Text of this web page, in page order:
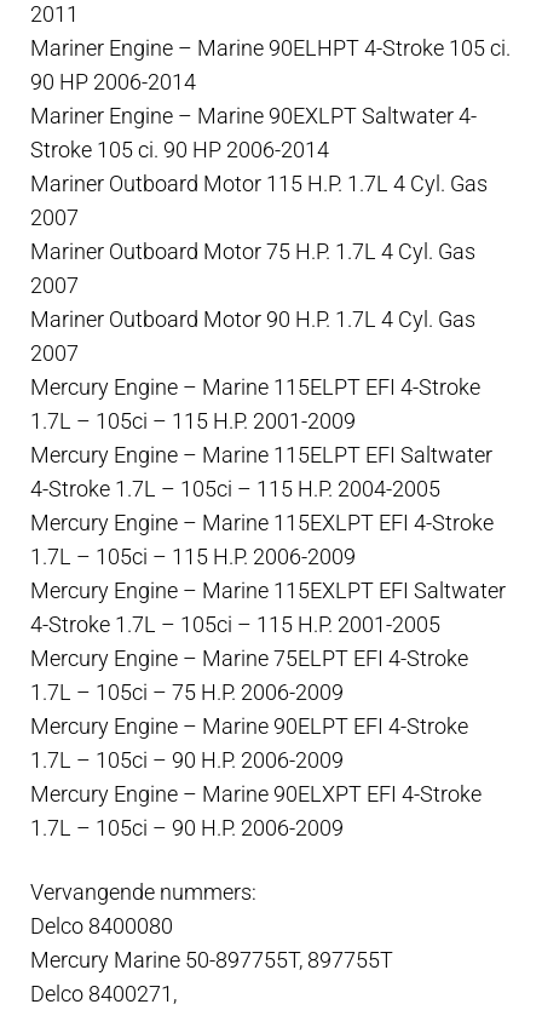
2011
Mariner Engine – Marine 90ELHPT 4-Stroke 105 ci.
90 HP 2006-2014
Mariner Engine – Marine 90EXLPT Saltwater 4-
Stroke 105 ci. 90 HP 2006-2014
Mariner Outboard Motor 115 H.P. 1.7L 4 Cyl. Gas
2007
Mariner Outboard Motor 75 H.P. 1.7L 4 Cyl. Gas
2007
Mariner Outboard Motor 90 H.P. 1.7L 4 Cyl. Gas
2007
Mercury Engine – Marine 115ELPT EFI 4-Stroke
1.7L – 105ci – 115 H.P. 2001-2009
Mercury Engine – Marine 115ELPT EFI Saltwater
4-Stroke 1.7L – 105ci – 115 H.P. 2004-2005
Mercury Engine – Marine 115EXLPT EFI 4-Stroke
1.7L – 105ci – 115 H.P. 2006-2009
Mercury Engine – Marine 115EXLPT EFI Saltwater
4-Stroke 1.7L – 105ci – 115 H.P. 2001-2005
Mercury Engine – Marine 75ELPT EFI 4-Stroke
1.7L – 105ci – 75 H.P. 2006-2009
Mercury Engine – Marine 90ELPT EFI 4-Stroke
1.7L – 105ci – 90 H.P. 2006-2009
Mercury Engine – Marine 90ELXPT EFI 4-Stroke
1.7L – 105ci – 90 H.P. 2006-2009
Vervangende nummers:
Delco 8400080
Mercury Marine 50-897755T, 897755T
Delco 8400271,